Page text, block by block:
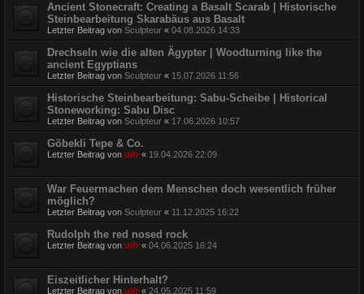
Ancient Stonecraft: Creating a Basalt Scarab | Historische
Steinbearbeitung Skarabäus aus Basalt
Letzter Beitrag von Sculpteur « 04.08.2026 14:33
Drechseln wie die alten Ägypter | Woodturning like the
ancient Egyptians
Letzter Beitrag von Sculpteur « 15.07.2026 11:56
Historische Steinbearbeitung: Sabu-Scheibe | Historical
Stoneworking: Sabu Disc
Letzter Beitrag von Sculpteur « 17.06.2026 10:57
Göbekli Tepe & Co.
Letzter Beitrag von ulfr « 19.04.2026 22:09
War Feuermachen dem Menschen doch wesentlich früher
möglich?
Letzter Beitrag von Sculpteur « 11.12.2025 16:22
Rudolph the red nosed rock
Letzter Beitrag von ulfr « 04.06.2025 16:24
Eiszeitlicher Hinterhalt?
Letzter Beitrag von ulfr « 24.05.2025 11:59